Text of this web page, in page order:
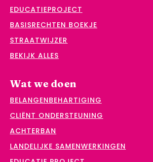
EDUCATIEPROJECT
BASISRECHTEN BOEKJE
STRAATWIJZER
BEKIJK ALLES
Wat we doen
BELANGENBEHARTIGING
CLIËNT ONDERSTEUNING
ACHTERBAN
LANDELIJKE SAMENWERKINGEN